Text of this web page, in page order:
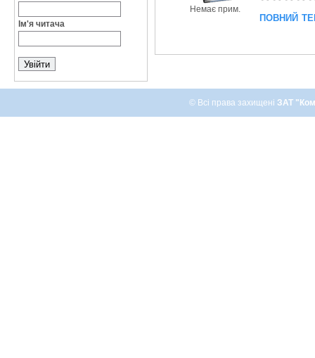
Ім'я читача
Немає прим.
повний
© Всі права захищені ЗАТ